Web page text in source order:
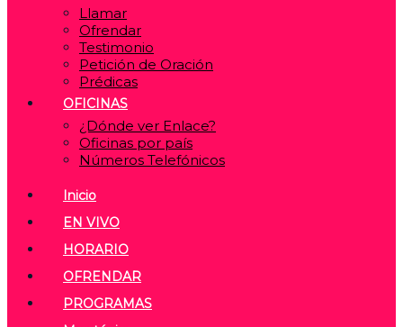
Llamar
Ofrendar
Testimonio
Petición de Oración
Prédicas
OFICINAS
¿Dónde ver Enlace?
Oficinas por país
Números Telefónicos
Inicio
EN VIVO
HORARIO
OFRENDAR
PROGRAMAS